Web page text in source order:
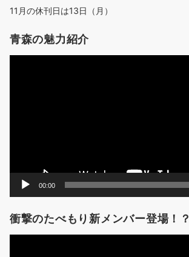
11月の休刊日は13日（月）
青森の魅力紹介
00:00
衝撃のたべもり新メンバー登場！？